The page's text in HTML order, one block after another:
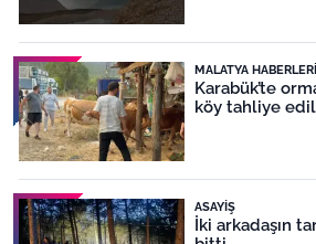
MALATYA HABERLERI
Karabük’te
köy tahliye
ASAYIŞ
İki arkadaşın